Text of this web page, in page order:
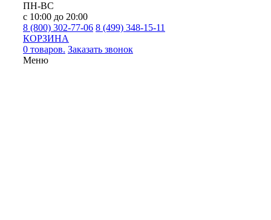
ПН-ВС
с 10:00 до 20:00
8 (800) 302-77-06 8 (499) 348-15-11
КОРЗИНА
0 товаров. Заказать звонок
Меню